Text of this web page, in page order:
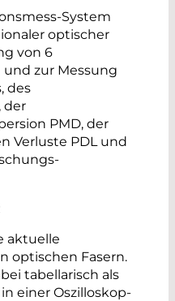
System
optischer
von 6
zur Messung
des
der
PMD, der
Verluste PDL und
aktuelle
optischen Fasern.
tabellarisch als
einer Oszilloskop-